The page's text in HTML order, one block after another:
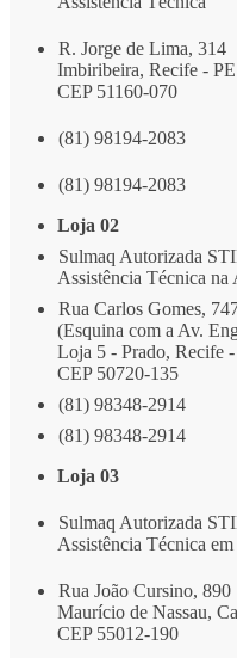
R. Jorge de Lima, 314
Imbiribeira, Recife - PE
CEP 51160-070
(81) 98194-2083
(81) 98194-2083
Loja 02
Sulmaq Autorizada
Assistência Técnica na
Rua Carlos Gomes,
(Esquina com a Av.
Loja 5 - Prado, Recife -
CEP 50720-135
(81) 98348-2914
(81) 98348-2914
Loja 03
Sulmaq Autorizada
Assistência Técnica
Rua João Cursino, 890
Maurício de Nassau,
CEP 55012-190